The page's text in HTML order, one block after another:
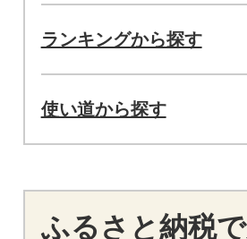
ランキングから探す
使い道から探す
ふるさと納税